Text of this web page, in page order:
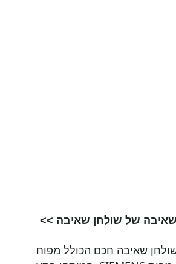
של שולחן שאיבה >>
שאיבה חכם הכולל מפוח